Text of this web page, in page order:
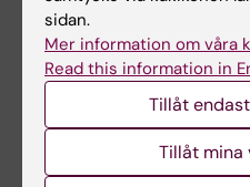
Aldskogius, Håkan;
friska människan:
Första upplagan :
- 476 sidor ISBN:
ID: 21774685,
Medicinska
sidan.
Mer information om våra
Read this information in
Tillåt
Tillåt mina